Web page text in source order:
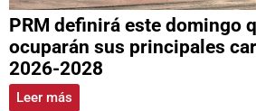
PRM definirá este domingo
ocuparán sus principales
2026-2028
Leer más